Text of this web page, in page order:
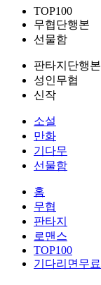
TOP100
무협단행본
선물함
판타지단행본
성인무협
신작
소설
만화
기다무
선물함
홈
무협
판타지
로맨스
TOP100
기다리면무료